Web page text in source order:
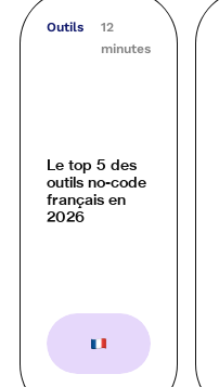
Outils
12
minutes
Le top 5 des
outils no-code
français en
2026